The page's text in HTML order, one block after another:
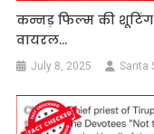
कन्नड़ फिल्म की शूटिंग
वायरल…
July 8, 2025 Sarita